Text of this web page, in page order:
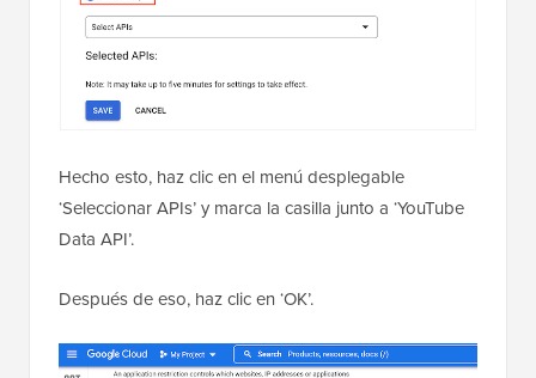
Hecho esto, haz clic en el menú desplegable
‘Seleccionar APIs’ y marca la casilla junto a ‘YouTube
Data API’.
Después de eso, haz clic en ‘OK’.